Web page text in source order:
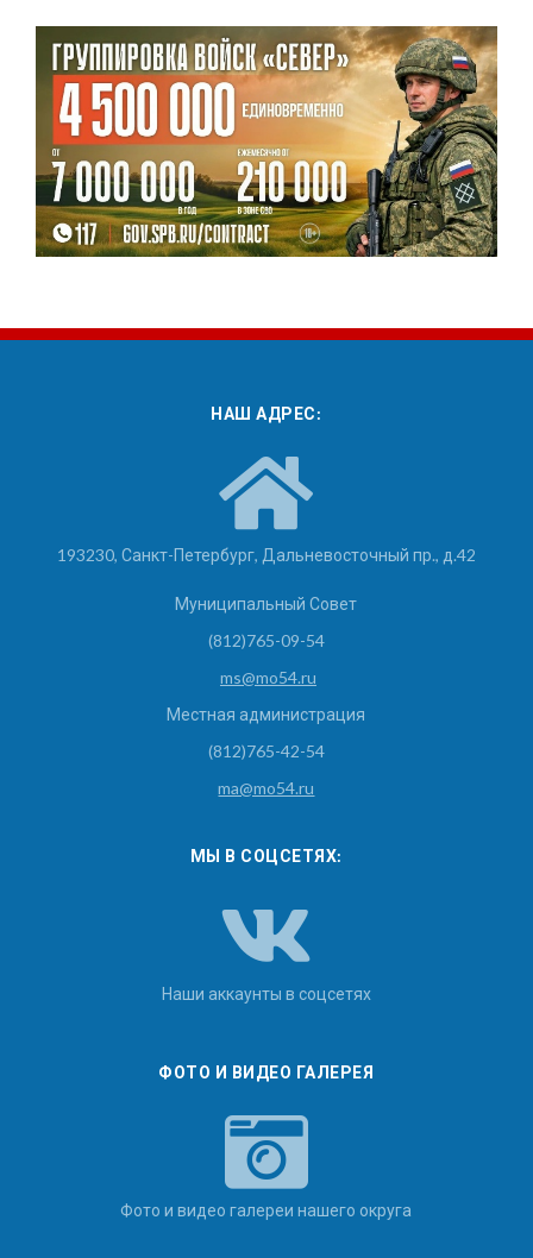
НАШ АДРЕС:
193230, Санкт-Петербург, Дальневосточный пр., д.42
Муниципальный Совет
(812)765-09-54
ms@mo54.ru
Местная администрация
(812)765-42-54
ma@mo54.ru
МЫ В СОЦСЕТЯХ:
Наши аккаунты в соцсетях
ФОТО И ВИДЕО ГАЛЕРЕЯ
Фото и видео галереи нашего округа